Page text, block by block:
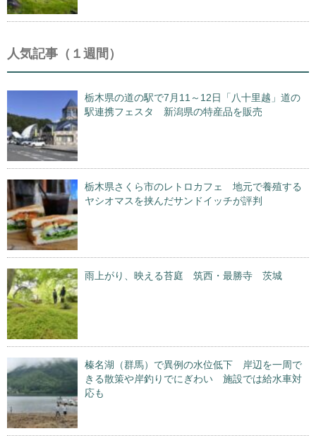
人気記事（１週間）
栃木県の道の駅で7月11～12日「八十里越」道の
駅連携フェスタ 新潟県の特産品を販売
栃木県さくら市のレトロカフェ 地元で養殖する
ヤシオマスを挟んだサンドイッチが評判
雨上がり、映える苔庭 筑西・最勝寺 茨城
榛名湖（群馬）で異例の水位低下 岸辺を一周で
きる散策や岸釣りでにぎわい 施設では給水車対
応も